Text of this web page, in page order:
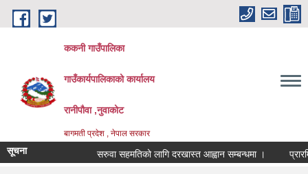
Skip to main content
ककनी गाउँपालिका
गाउँकार्यपालिकाको कार्यालय
रानीपौवा ,नुवाकोट
बागमती प्रदेश , नेपाल सरकार
सूचना सरुवा सहमतिको लागि दरखास्त आह्वान सम्बन्धमा ।